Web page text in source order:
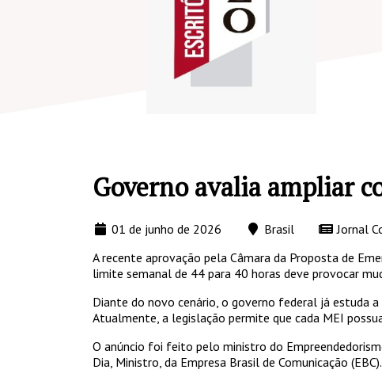
Governo avalia ampliar
01 de junho de 2026 Brasil
Jornal
A recente aprovação pela Câmara da Proposta de
limite semanal de 44 para 40 horas deve provocar
Diante do novo cenário, o governo federal já estuda
Atualmente, a legislação permite que cada MEI
O anúncio foi feito pelo ministro do
Dia, Ministro, da Empresa Brasil de Comunicação (EBC).